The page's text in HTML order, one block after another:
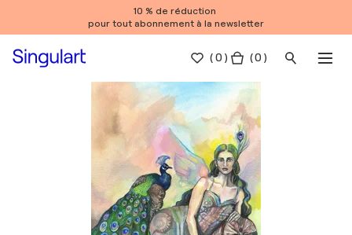
10 % de réduction
pour tout abonnement à la newsletter
(0 ) ( 0 )